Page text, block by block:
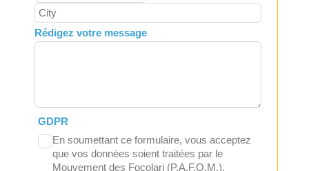
Rédigez votre message
GDPR
En soumettant ce formulaire, vous acceptez
que vos données soient traitées par le
Mouvement des Focolari (P.A.F.O.M.).